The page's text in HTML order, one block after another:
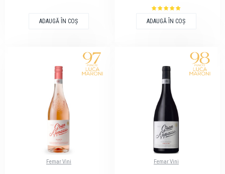
ADAUGĂ ÎN COŞ ADAUGĂ ÎN COŞ
Femar Vini Femar Vini